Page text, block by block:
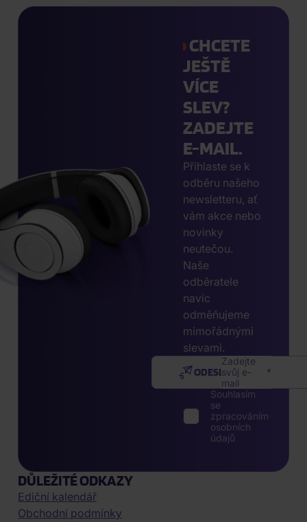
CHCETE
JEŠTĚ
VÍCE
SLEV?
ZADEJTE
E-MAIL.
Přihlaste se k
odběru našeho
newsletteru, ať
vám akce nebo
novinky
neutečou.
Naše
odběratele
navíc
odměňujeme
mimořádnými
slevami.
Zadejte
svůj e-
mail
ODESLAT
Souhlasím
se
zpracováním
osobních
údajů
DŮLEŽITÉ ODKAZY
Ediční kalendář
Obchodní podmínky